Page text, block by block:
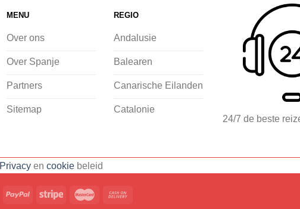
MENU
Over ons
Over Spanje
Partners
Sitemap
REGIO
Andalusie
Balearen
Canarische Eilanden
Catalonie
24/7 de beste
Privacy en cookie beleid